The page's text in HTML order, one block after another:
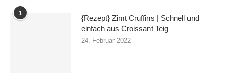
1
{Rezept} Zimt Cruffins | Schnell und
einfach aus Croissant Teig
24. Februar 2022